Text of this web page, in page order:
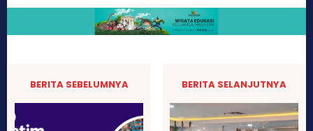
BERITA SEBELUMNYA BERITA SELANJUTNYA